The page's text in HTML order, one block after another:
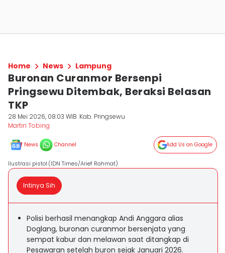
Home News Lampung
Buronan Curanmor Bersenpi
Pringsewu Ditembak, Beraksi Belasan
TKP
28 Mei 2026, 08:03 WIB Kab. Pringsewu
Martin Tobing
News Channel Add Us on Google
Ilustrasi pistol.(IDN Times/Arief Rahmat)
Intinya Sih
Polisi berhasil menangkap Andi Anggara alias
Doglang, buronan curanmor bersenjata yang
sempat kabur dan melawan saat ditangkap di
Pesawaran setelah buron sejak Januari 2026.